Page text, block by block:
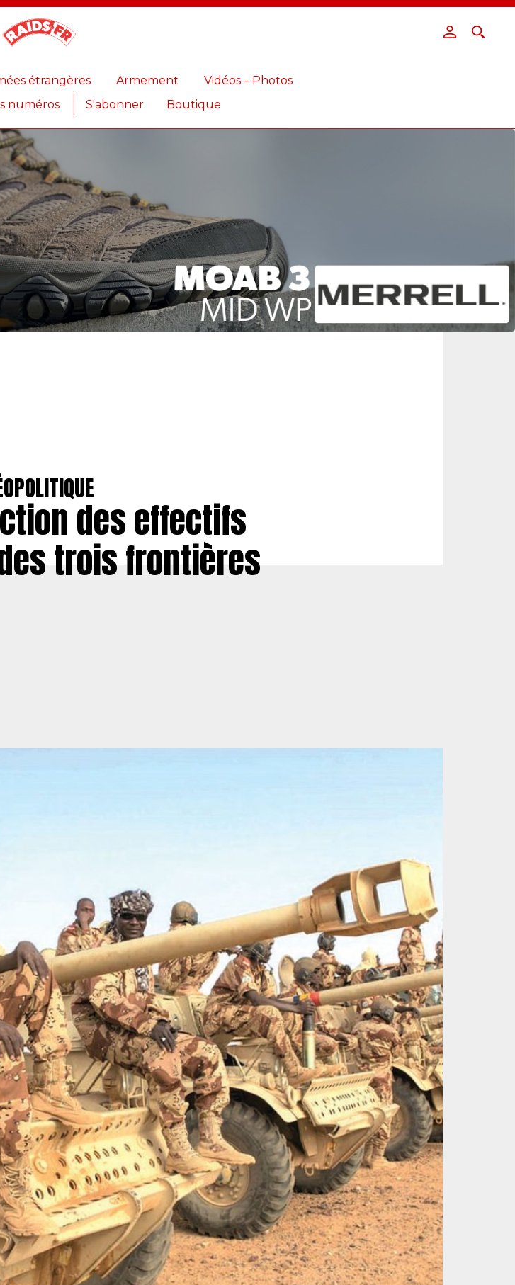
étrangères Armement
Vidéos – Photos
numéros S'abonner Boutique
des effectifs
trois frontières